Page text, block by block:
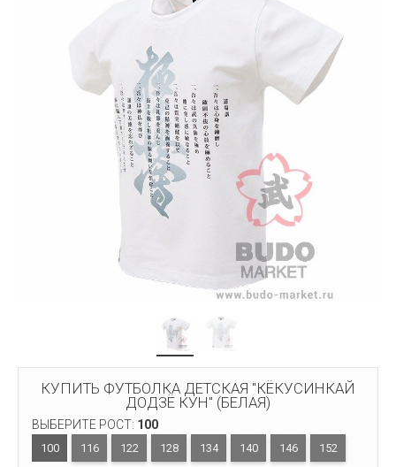
КУПИТЬ ФУТБОЛКА ДЕТСКАЯ "КЁКУСИНКАЙ
ДОДЗЁ КУН" (БЕЛАЯ)
ВЫБЕРИТЕ РОСТ: 100
100 116 122 128 134 140 146 152